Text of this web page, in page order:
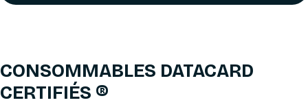
CONSOMMABLES DATACARD
CERTIFIÉS ®